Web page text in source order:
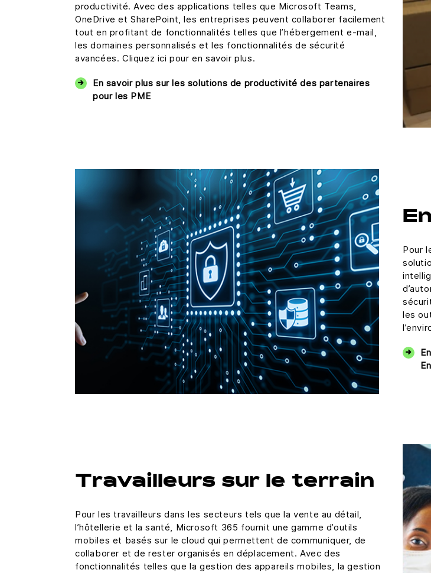
productivité. Avec des applications telles que Microsoft Teams,
OneDrive et SharePoint, les entreprises peuvent collaborer facilement
tout en profitant de fonctionnalités telles que l’hébergement e-mail,
les domaines personnalisés et les fonctionnalités de sécurité
avancées. Cliquez ici pour en savoir plus.
En savoir plus sur les solutions de productivité des partenaires
pour les PME
Pour
les
Travailleurs sur le terrain
Pour les travailleurs dans les secteurs tels que la vente au détail,
l’hôtellerie et la santé, Microsoft 365 fournit une gamme d’outils
mobiles et basés sur le cloud qui permettent de communiquer, de
collaborer et de rester organisés en déplacement. Avec des
fonctionnalités telles que la gestion des appareils mobiles, la gestion